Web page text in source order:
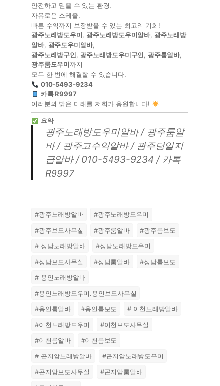
안전하고 믿을 수 있는 환경,
자유로운 스케줄,
빠른 수익까지 보장받을 수 있는 최고의 기회!
광주노래방도우미, 광주노래방도우미알바, 광주노래방
알바, 광주도우미알바,
광주노래방구인, 광주노래방도우미구인, 광주룸알바,
광주룸도우미까지
모두 한 번에 해결할 수 있습니다.
010-5493-9234
카톡 R9997
여러분의 밝은 미래를 저희가 응원합니다!
요약
광주노래방도우미알바 / 광주룸알
바 / 광주고수익알바 / 광주당일지
급알바 / 010-5493-9234 / 카톡
R9997
#광주노래방알바
#광주노래방도우미
#광주보도사무실
#광주룸알바
#광주룸보도
# 성남노래방알바
#성남노래방도우미
#성남보도사무실
#성남룸알바
#성남룸보도
# 용인노래방알바
#용인노래방도우미.용인보도사무실
#용인룸알바
#용인룸보도
# 이천노래방알바
#이천노래방도우미
#이천보도사무실
#이천룸알바
#이천룸보도
# 곤지암노래방알바
#곤지암노래방도우미
#곤지암보도사무실
#곤지암룸알바